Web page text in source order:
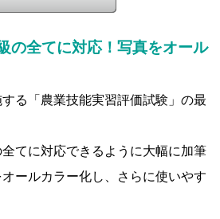
の全てに対応！写真をオール
る「農業技能実習評価試験」の最
てに対応できるように大幅に加筆
ールカラー化し、さらに使いやす